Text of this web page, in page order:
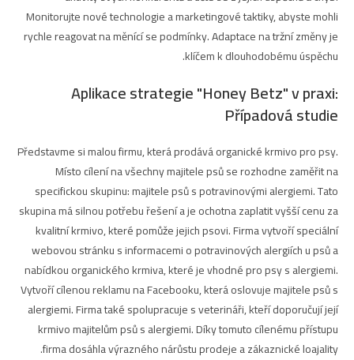
Monitorujte nové technologie a marketingové taktiky, abyste mohli
rychle reagovat na měnící se podmínky. Adaptace na tržní změny je
klíčem k dlouhodobému úspěchu.
Aplikace strategie "Honey Betz" v praxi:
Případová studie
Představme si malou firmu, která prodává organické krmivo pro psy.
Místo cílení na všechny majitele psů se rozhodne zaměřit na
specifickou skupinu: majitele psů s potravinovými alergiemi. Tato
skupina má silnou potřebu řešení a je ochotna zaplatit vyšší cenu za
kvalitní krmivo, které pomůže jejich psovi. Firma vytvoří speciální
webovou stránku s informacemi o potravinových alergiích u psů a
nabídkou organického krmiva, které je vhodné pro psy s alergiemi.
Vytvoří cílenou reklamu na Facebooku, která oslovuje majitele psů s
alergiemi. Firma také spolupracuje s veterináři, kteří doporučují její
krmivo majitelům psů s alergiemi. Díky tomuto cílenému přístupu
firma dosáhla výrazného nárůstu prodeje a zákaznické loajality.